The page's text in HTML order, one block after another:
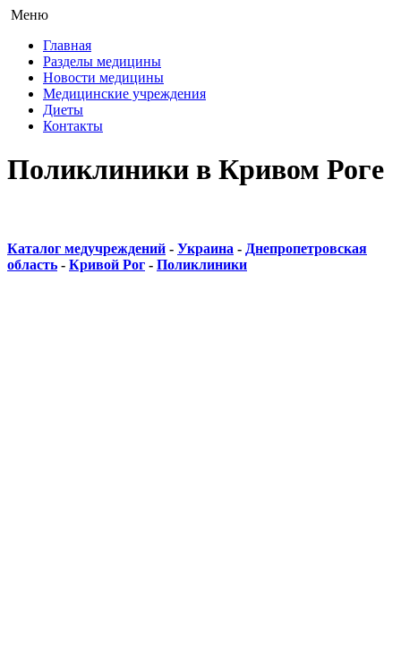
Меню
Главная
Разделы медицины
Новости медицины
Медицинские учреждения
Диеты
Контакты
Поликлиники в Кривом Роге
Каталог медучреждений - Украина - Днепропетровская
область - Кривой Рог - Поликлиники